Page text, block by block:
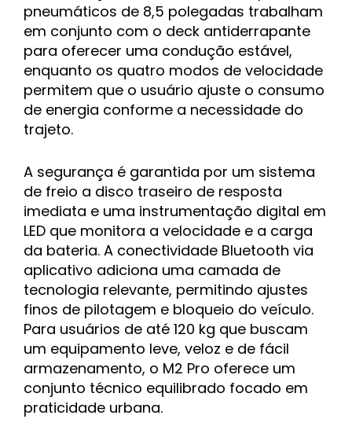
pneumáticos de 8,5 polegadas trabalham
em conjunto com o deck antiderrapante
para oferecer uma condução estável,
enquanto os quatro modos de velocidade
permitem que o usuário ajuste o consumo
de energia conforme a necessidade do
trajeto.
A segurança é garantida por um sistema
de freio a disco traseiro de resposta
imediata e uma instrumentação digital em
LED que monitora a velocidade e a carga
da bateria. A conectividade Bluetooth via
aplicativo adiciona uma camada de
tecnologia relevante, permitindo ajustes
finos de pilotagem e bloqueio do veículo.
Para usuários de até 120 kg que buscam
um equipamento leve, veloz e de fácil
armazenamento, o M2 Pro oferece um
conjunto técnico equilibrado focado em
praticidade urbana.